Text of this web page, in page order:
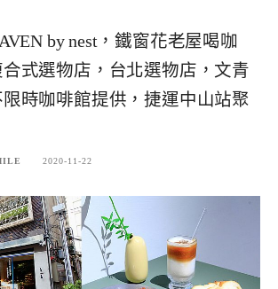
by nest，鐵窗花老屋喝咖
式選物店，台北選物店，文青
時咖啡館提供，捷運中山站聚
2020-11-22